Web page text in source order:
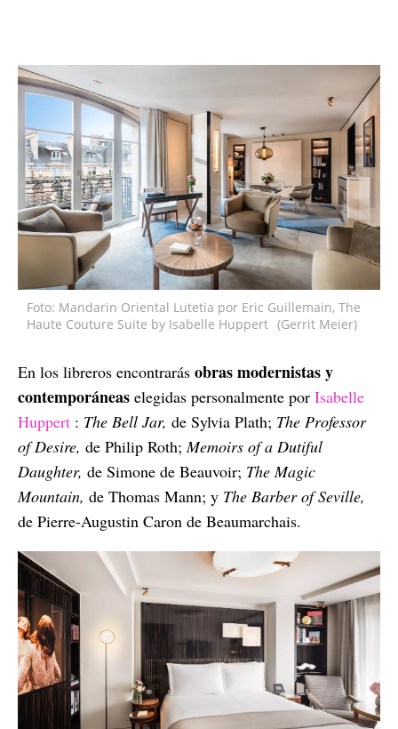
Foto: Mandarin Oriental Lutetia por Eric Guillemain, The
Haute Couture Suite by Isabelle Huppert (Gerrit Meier)
En los libreros encontrarás obras modernistas y
contemporáneas elegidas personalmente por Isabelle
Huppert : The Bell Jar, de Sylvia Plath; The Professor
of Desire, de Philip Roth;Memoirs of a Dutiful
Daughter, de Simone de Beauvoir; The Magic
Mountain, de Thomas Mann; y The Barber of Seville,
de Pierre-Augustin Caron de Beaumarchais.